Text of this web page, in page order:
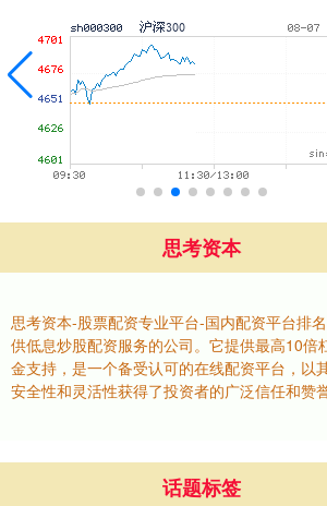
思考资本
思考资本-股票配资专业平台-国内配资平台排
供低息炒股配资服务的公司。它提供最高10倍
金支持，是一个备受认可的在线配资平台，以其
安全性和灵活性获得了投资者的广泛信任和赞誉
话题标签